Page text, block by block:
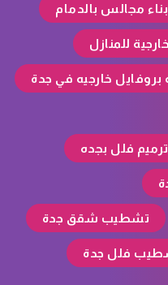
بناء مجالس بالدمام
للمنازل
بروفايل خارجيه في جدة
ترميم فلل بجده
تشطيب شقق جدة
فلل جدة